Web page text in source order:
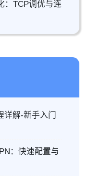
：TCP调优与连
详解-新手入门
：快速配置与